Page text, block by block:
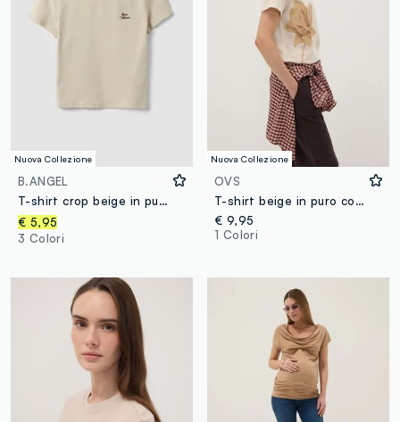
Nuova Collezione
B.ANGEL
T-shirt crop beige in puro cotone a girocollo con stampa
€ 5,95
3 Colori
Nuova Collezione
OVS
T-shirt beige in puro cotone con girocollo e stampa floreale regular fit
€ 9,95
1 Colori